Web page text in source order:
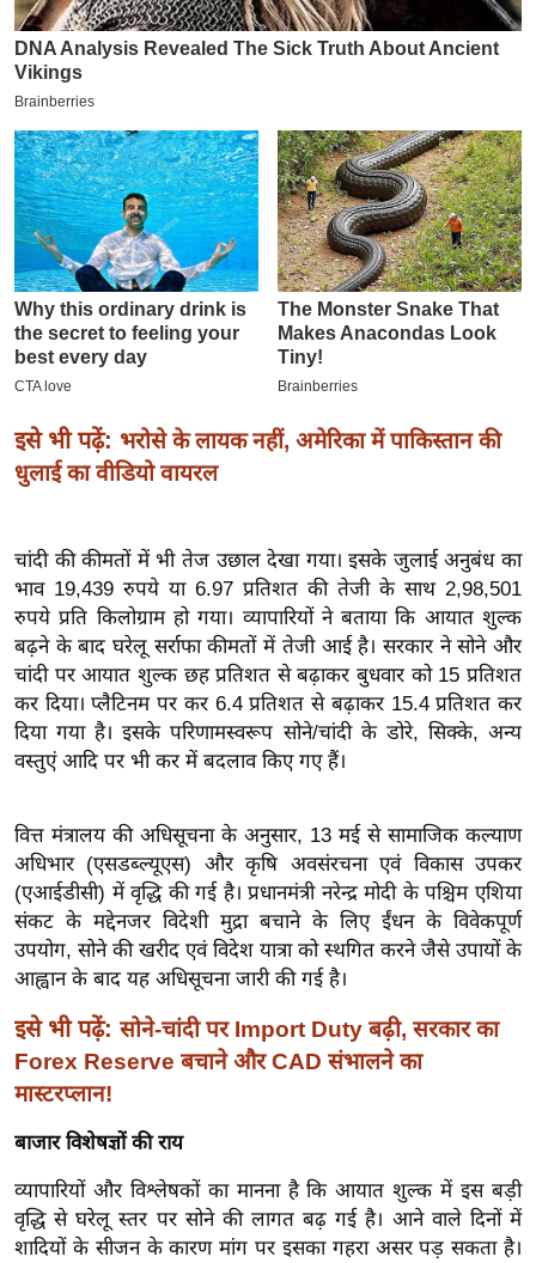
6
क्रा
इ
ई
-
पे
प
र
मि
सा
ल
बे
मि
श
ख्सि
य
त
यं
ग
इं
या
सा
हि
त्य
ज
ग
त
ऑ
टो
र्ल्ड
न्यू
ज
ब्री
इसे भी पढ़ें: भरोसे के लायक नहीं, अमेरिका में पाकिस्तान की
धुलाई का वीडियो वायरल
चांदी की कीमतों में भी तेज उछाल देखा गया। इसके जुलाई अनुबंध का
भाव 19,439 रुपये या 6.97 प्रतिशत की तेजी के साथ 2,98,501
रुपये प्रति किलोग्राम हो गया। व्यापारियों ने बताया कि आयात शुल्क
बढ़ने के बाद घरेलू सर्राफा कीमतों में तेजी आई है। सरकार ने सोने और
चांदी पर आयात शुल्क छह प्रतिशत से बढ़ाकर बुधवार को 15 प्रतिशत
कर दिया। प्लैटिनम पर कर 6.4 प्रतिशत से बढ़ाकर 15.4 प्रतिशत कर
दिया गया है। इसके परिणामस्वरूप सोने/चांदी के डोरे, सिक्के, अन्य
वस्तुएं आदि पर भी कर में बदलाव किए गए हैं।
वित्त मंत्रालय की अधिसूचना के अनुसार, 13 मई से सामाजिक कल्याण
अधिभार (एसडब्ल्यूएस) और कृषि अवसंरचना एवं विकास उपकर
(एआईडीसी) में वृद्धि की गई है। प्रधानमंत्री नरेन्द्र मोदी के पश्चिम एशिया
संकट के मद्देनजर विदेशी मुद्रा बचाने के लिए ईंधन के विवेकपूर्ण
उपयोग, सोने की खरीद एवं विदेश यात्रा को स्थगित करने जैसे उपायों के
आह्वान के बाद यह अधिसूचना जारी की गई है।
इसे भी पढ़ें: सोने-चांदी पर Import Duty बढ़ी, सरकार का
Forex Reserve बचाने और CAD संभालने का
मास्टरप्लान!
बाजार विशेषज्ञों की राय
व्यापारियों और विश्लेषकों का मानना है कि आयात शुल्क में इस बड़ी
वृद्धि से घरेलू स्तर पर सोने की लागत बढ़ गई है। आने वाले दिनों में
शादियों के सीजन के कारण मांग पर इसका गहरा असर पड़ सकता है।